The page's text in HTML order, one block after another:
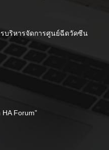
บริหารจัดการศูนย์ฉีดวัคซีน
Forum”